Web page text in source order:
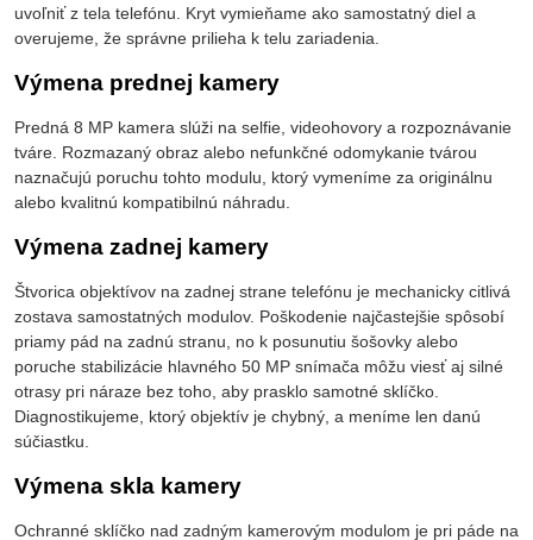
uvoľniť z tela telefónu. Kryt vymieňame ako samostatný diel a
overujeme, že správne prilieha k telu zariadenia.
Výmena prednej kamery
Predná 8 MP kamera slúži na selfie, videohovory a rozpoznávanie
tváre. Rozmazaný obraz alebo nefunkčné odomykanie tvárou
naznačujú poruchu tohto modulu, ktorý vymeníme za originálnu
alebo kvalitnú kompatibilnú náhradu.
Výmena zadnej kamery
Štvorica objektívov na zadnej strane telefónu je mechanicky citlivá
zostava samostatných modulov. Poškodenie najčastejšie spôsobí
priamy pád na zadnú stranu, no k posunutiu šošovky alebo
poruche stabilizácie hlavného 50 MP snímača môžu viesť aj silné
otrasy pri náraze bez toho, aby prasklo samotné sklíčko.
Diagnostikujeme, ktorý objektív je chybný, a meníme len danú
súčiastku.
Výmena skla kamery
Ochranné sklíčko nad zadným kamerovým modulom je pri páde na